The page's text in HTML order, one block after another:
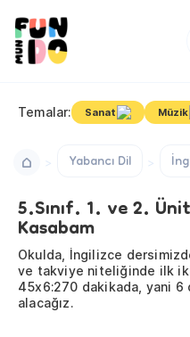
Temalar: Sanat Müzik
Yabancı Dil
5.Sınıf. 1. ve 2.
Kasabam
Okulda, İngilizce
ve takviye niteliğinde ilk
45x6:270 dakikada, yani
alacağız.